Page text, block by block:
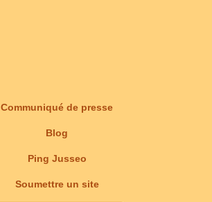
Communiqué de presse
Blog
Ping Jusseo
Soumettre un site